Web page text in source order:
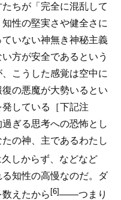
ちが「完全に混乱して
性の堅実さや健全さに
いない神無き神秘主義
方が安全であるという
こうした感覚は空中に
の悪魔が大勢いるとい
している［下記注
ぎる思考への恐怖とし
の神、主であるわたし
久しからず、などなど
知性の高慢なのだ。ダ
えたから [6]――つまり